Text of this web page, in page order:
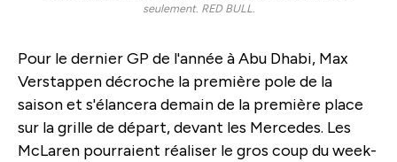
seulement. RED BULL.
Pour le dernier GP de l'année à Abu Dhabi, Max
Verstappen décroche la première pole de la
saison et s'élancera demain de la première place
sur la grille de départ, devant les Mercedes. Les
McLaren pourraient réaliser le gros coup du week-